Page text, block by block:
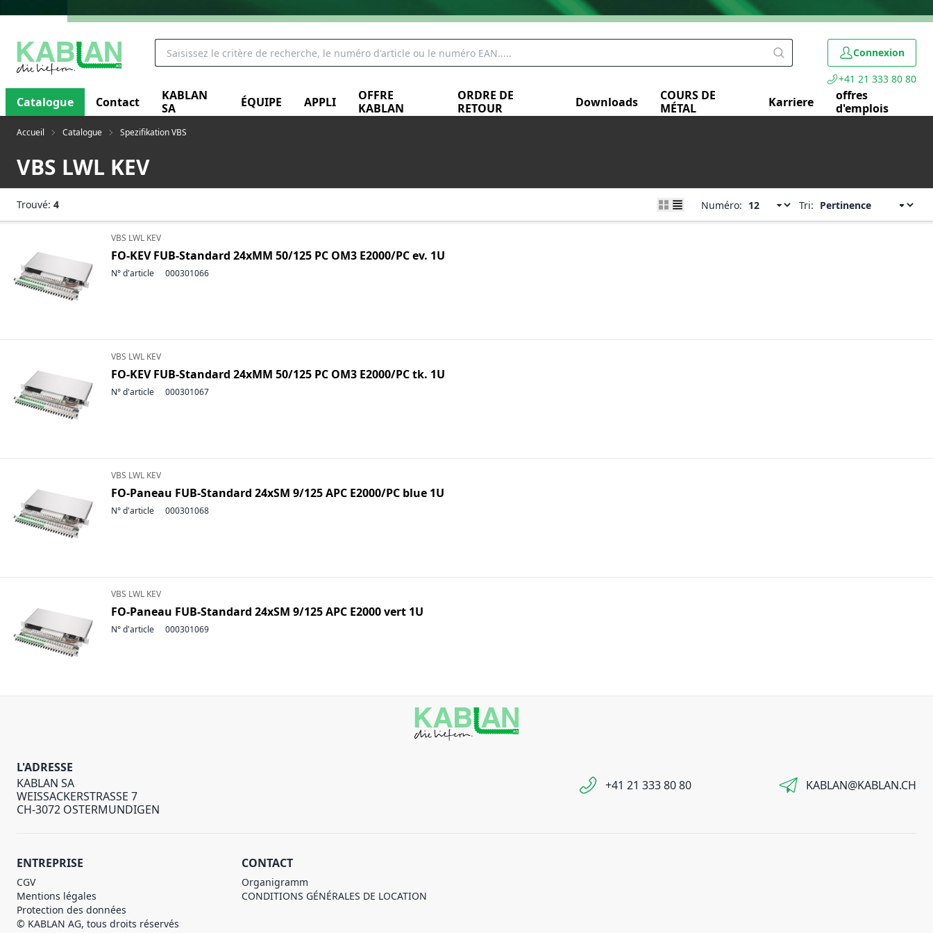
Connexion
+41 21 333 80 80
Catalogue Contact
KABLAN
SA
ÉQUIPE APPLI
OFFRE
KABLAN
ORDRE DE
RETOUR
Downloads
COURS DE
MÉTAL
Karriere
offres
d'emplois
Accueil Catalogue Spezifikation VBS
VBS LWL KEV
Trouvé: 4 Numéro: Tri:
VBS LWL KEV
FO-KEV FUB-Standard 24xMM 50/125 PC OM3 E2000/PC ev. 1U
N° d'article 000301066
VBS LWL KEV
FO-KEV FUB-Standard 24xMM 50/125 PC OM3 E2000/PC tk. 1U
N° d'article 000301067
VBS LWL KEV
FO-Paneau FUB-Standard 24xSM 9/125 APC E2000/PC blue 1U
N° d'article 000301068
VBS LWL KEV
FO-Paneau FUB-Standard 24xSM 9/125 APC E2000 vert 1U
N° d'article 000301069
L'ADRESSE
KABLAN SA
WEISSACKERSTRASSE 7
CH-3072 OSTERMUNDIGEN
+41 21 333 80 80 KABLAN@KABLAN.CH
ENTREPRISE
CGV
Mentions légales
Protection des données
© KABLAN AG, tous droits réservés
CONTACT
Organigramm
CONDITIONS GÉNÉRALES DE LOCATION